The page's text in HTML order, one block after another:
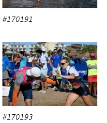
#170191
#170193